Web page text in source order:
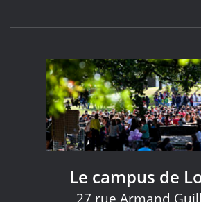
Le campus de
27 rue Armand